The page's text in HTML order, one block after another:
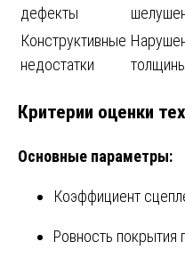
дефекты
Конструктивные
недостатки
Критерии оценки
Основные параметры:
Коэффициент
Ровность покрытия